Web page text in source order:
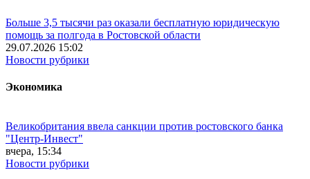
Больше 3,5 тысячи раз оказали бесплатную юридическую
помощь за полгода в Ростовской области
29.07.2026 15:02
Новости рубрики
Экономика
Великобритания ввела санкции против ростовского банка
"Центр-Инвест"
вчера, 15:34
Новости рубрики